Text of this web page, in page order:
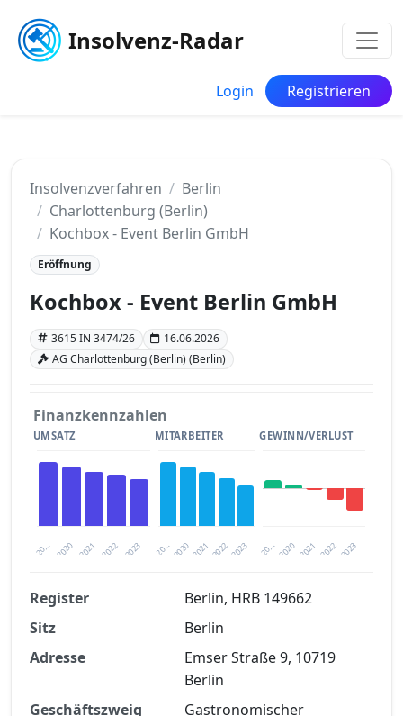
Insolvenz-Radar
Login Registrieren
Insolvenzverfahren
Berlin
Charlottenburg (Berlin)
Kochbox - Event Berlin GmbH
Eröffnung
Kochbox - Event Berlin GmbH
3615 IN 3474/26
16.06.2026
AG Charlottenburg (Berlin) (Berlin)
Finanzkennzahlen
UMSATZ
20… 2021 2023
2020 2022
MITARBEITER
20… 2021 2023
2020 2022
GEWINN/VERLUST
20… 2021 2023
2020 2022
Finanzkennzahlen nach kostenloser
Registrierung verfügbar
Jetzt kostenlos registrieren
Register
Berlin, HRB 149662
Sitz
Berlin
Adresse
Emser Straße 9, 10719
Berlin
Geschäftszweig
Gastronomischer